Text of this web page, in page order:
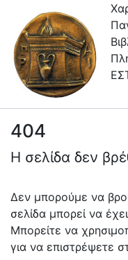
Συλλογές
Πλοήγηση στην Εστία
Πληροφορίες
Επικοινωνία
Υπηρεσίες
404
Η σελίδα δεν
Δεν μπορούμε να
σελίδα μπορεί να
Μπορείτε να
για να επιστρέψετε